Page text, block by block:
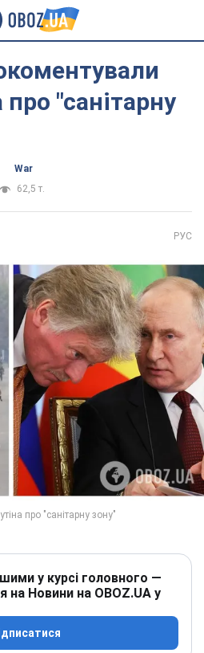
про "санітарну
War
62,5 т.
РУС
у курсі головного —
на Новини на OBOZ.UA у